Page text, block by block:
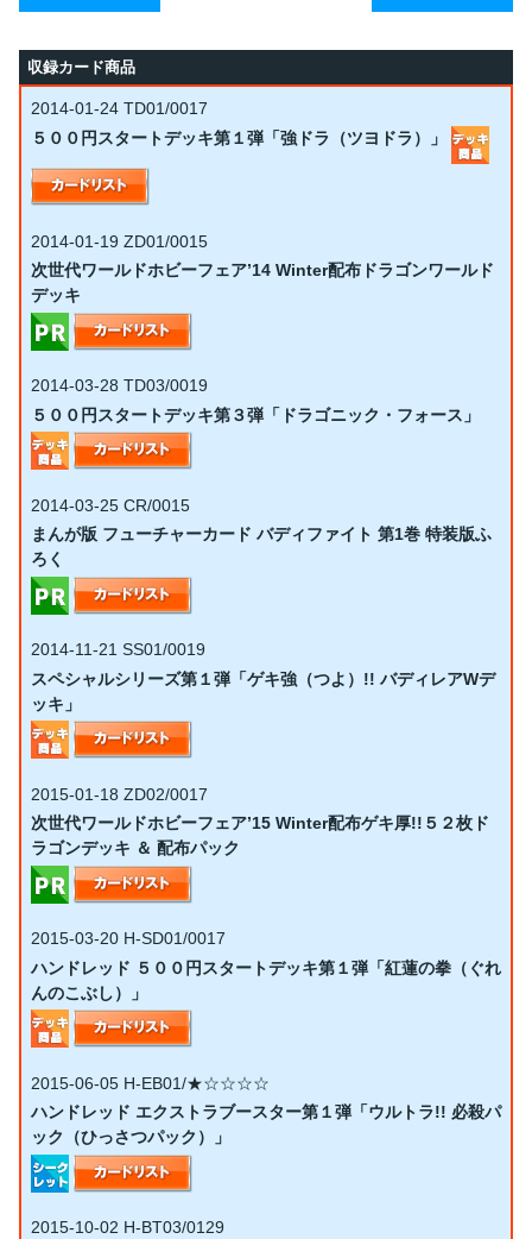
収録カード商品
2014-01-24 TD01/0017
５００円スタートデッキ第１弾「強ドラ（ツヨドラ）」
2014-01-19 ZD01/0015
次世代ワールドホビーフェア’14 Winter配布ドラゴンワールド
デッキ
2014-03-28 TD03/0019
５００円スタートデッキ第３弾「ドラゴニック・フォース」
2014-03-25 CR/0015
まんが版 フューチャーカード バディファイト 第1巻 特装版ふ
ろく
2014-11-21 SS01/0019
スペシャルシリーズ第１弾「ゲキ強（つよ）!! バディレアWデ
ッキ」
2015-01-18 ZD02/0017
次世代ワールドホビーフェア’15 Winter配布ゲキ厚!!５２枚ド
ラゴンデッキ ＆ 配布パック
2015-03-20 H-SD01/0017
ハンドレッド ５００円スタートデッキ第１弾「紅蓮の拳（ぐれ
んのこぶし）」
2015-06-05 H-EB01/★☆☆☆☆
ハンドレッド エクストラブースター第１弾「ウルトラ!! 必殺パ
ック（ひっさつパック）」
2015-10-02 H-BT03/0129